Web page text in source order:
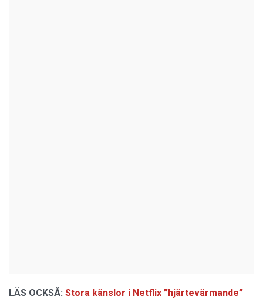
LÄS OCKSÅ: Stora känslor i Netflix ”hjärtevärmande”